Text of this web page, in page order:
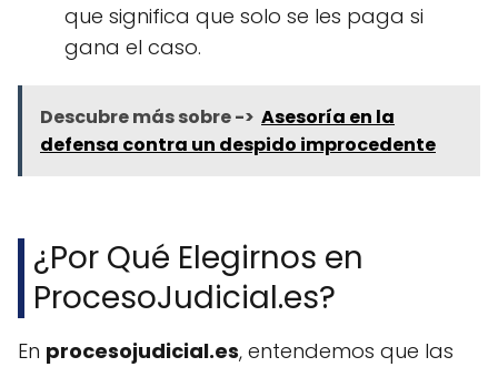
que significa que solo se les paga si
gana el caso.
Descubre más sobre -> Asesoría en la
defensa contra un despido improcedente
¿Por Qué Elegirnos en
ProcesoJudicial.es?
En procesojudicial.es, entendemos que las